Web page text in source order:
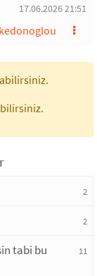
17.06.2026 21:51
2
2
tabi bu
11